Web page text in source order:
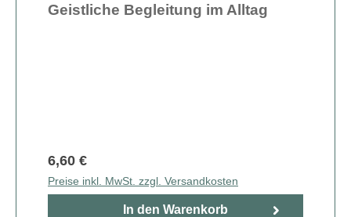
Geistliche Begleitung im Alltag
6,60 €
Preise inkl. MwSt. zzgl. Versandkosten
In den Warenkorb